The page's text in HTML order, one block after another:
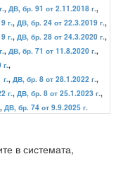
, ДВ, бр. 91 от 2.11.2018 г.,
г., ДВ, бр. 24 от 22.3.2019 г.,
г., ДВ, бр. 28 от 24.3.2020 г.,
, ДВ, бр. 71 от 11.8.2020 г.,
г.,
г., ДВ, бр. 8 от 28.1.2022 г.,
г., ДВ, бр. 8 от 25.1.2023 г.,
, ДВ, бр. 74 от 9.9.2025 г.
в системата,